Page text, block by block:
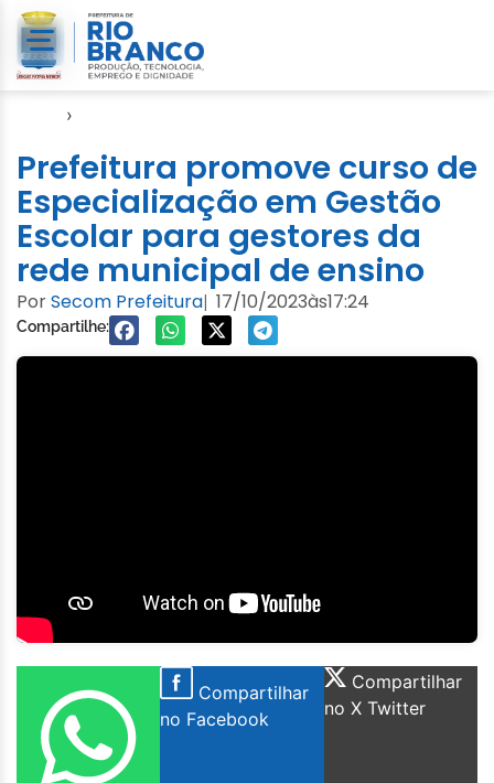
›
Prefeitura promove curso de
Especialização em Gestão
Escolar para gestores da
rede municipal de ensino
PorSecom Prefeitura| 17/10/2023às17:24
Compartilhe:
Compartilhar
no Facebook
Compartilhar
no X Twitter